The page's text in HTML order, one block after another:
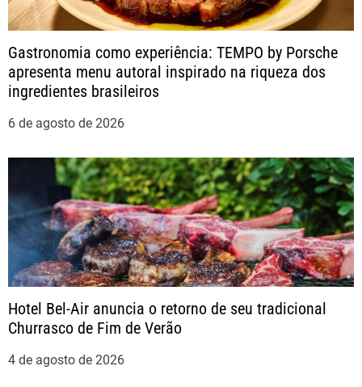
o
d
e
P
o
s
t
Gastronomia como experiência: TEMPO by Porsche
apresenta menu autoral inspirado na riqueza dos
ingredientes brasileiros
6 de agosto de 2026
Hotel Bel-Air anuncia o retorno de seu tradicional
Churrasco de Fim de Verão
4 de agosto de 2026